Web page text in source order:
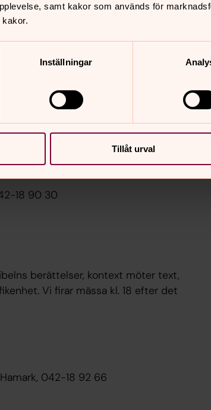
samt kakor som används för
Inställningar
Tillåt urval
18 90 30
och vad de kan säga oss i våra
vill.
9/6
18 90 30
berättelser, kontext möter text,
Vi firar mässa kl. 18 efter det
042-18 92 66